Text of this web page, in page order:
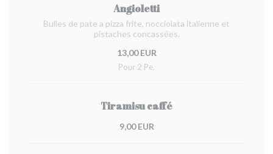
Angioletti
Bulles de pate a pizza frite, nocciolata italienne et
pistaches concassées.
13,00 EUR
Pour 2 Pe.
Tiramisu caffé
9,00 EUR